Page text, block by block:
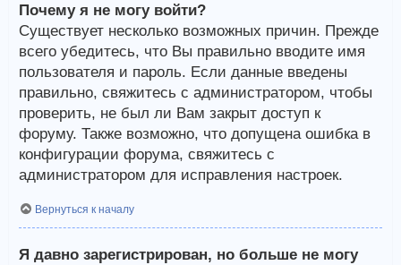
Почему я не могу войти?
Существует несколько возможных причин. Прежде
всего убедитесь, что Вы правильно вводите имя
пользователя и пароль. Если данные введены
правильно, свяжитесь с администратором, чтобы
проверить, не был ли Вам закрыт доступ к
форуму. Также возможно, что допущена ошибка в
конфигурации форума, свяжитесь с
администратором для исправления настроек.
Вернуться к началу
Я давно зарегистрирован, но больше не могу